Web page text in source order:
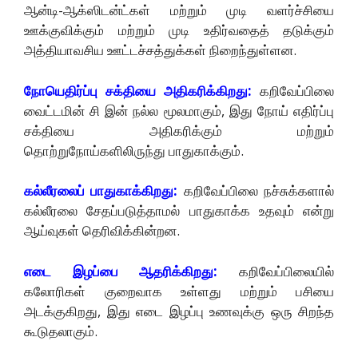
ஆன்டி-ஆக்ஸிடன்ட்கள் மற்றும் முடி வளர்ச்சியை
ஊக்குவிக்கும் மற்றும் முடி உதிர்வதைத் தடுக்கும்
அத்தியாவசிய ஊட்டச்சத்துக்கள் நிறைந்துள்ளன.
நோயெதிர்ப்பு சக்தியை அதிகரிக்கிறது: கறிவேப்பிலை
வைட்டமின் சி இன் நல்ல மூலமாகும், இது நோய் எதிர்ப்பு
சக்தியை அதிகரிக்கும் மற்றும்
தொற்றுநோய்களிலிருந்து பாதுகாக்கும்.
கல்லீரலைப் பாதுகாக்கிறது: கறிவேப்பிலை நச்சுக்களால்
கல்லீரலை சேதப்படுத்தாமல் பாதுகாக்க உதவும் என்று
ஆய்வுகள் தெரிவிக்கின்றன.
எடை இழப்பை ஆதரிக்கிறது: கறிவேப்பிலையில்
கலோரிகள் குறைவாக உள்ளது மற்றும் பசியை
அடக்குகிறது, இது எடை இழப்பு உணவுக்கு ஒரு சிறந்த
கூடுதலாகும்.